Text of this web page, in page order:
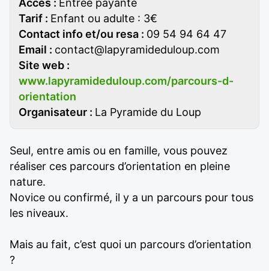
Tarif : Enfant ou adulte : 3€
Contact info et/ou resa : 09 54 94 64 47
Email : contact@lapyramideduloup.com
Site web :
www.lapyramideduloup.com/parcours-d-
orientation
Organisateur : La Pyramide du Loup
Seul, entre amis ou en famille, vous pouvez
réaliser ces parcours d’orientation en pleine
nature.
Novice ou confirmé, il y a un parcours pour tous
les niveaux.
Mais au fait, c’est quoi un parcours d’orientation
?